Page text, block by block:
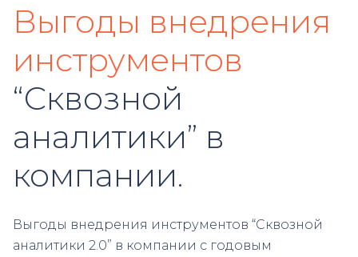
Выгоды внедрения
инструментов
“Сквозной
аналитики” в
компании.
Выгоды внедрения инструментов “Сквозной
аналитики 2.0” в компании с годовым